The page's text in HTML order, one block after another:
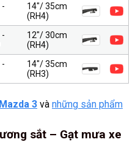
-
14″/ 35cm
(RH4)
-
12″/ 30cm
(RH4)
-
14″/ 35cm
(RH3)
3 và những sản phẩm
sắt – Gạt mưa xe